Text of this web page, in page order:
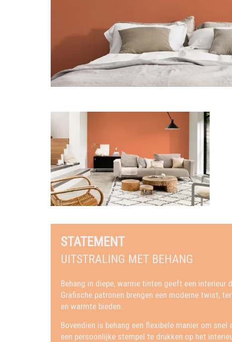
STATEMENT
UITSTRALING MET BEHANG
Behang in diepe, warme tinten geeft een interieur
Grafische patronen brengen een moderne twist,
en warmte bieden.
Bovendien is behang een flexibele manier om snel
een persoonlijke stempel te drukken op het